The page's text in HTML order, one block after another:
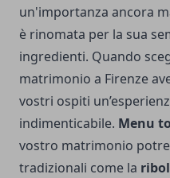
un'importanza ancora
è rinomata per la sua
ingredienti. Quando
matrimonio a Firenze
vostri ospiti
indimenticabile. Menu
vostro matrimonio
tradizionali come la